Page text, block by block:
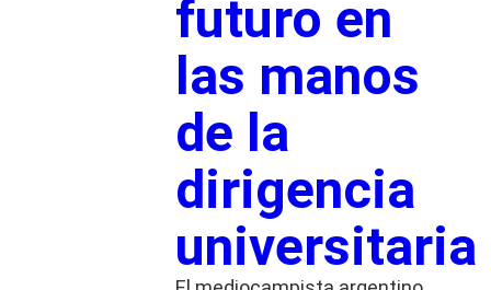
futuro en
las manos
de la
dirigencia
universitaria